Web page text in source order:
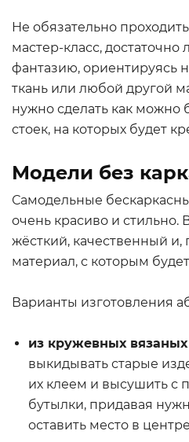
Не обязательно
мастер-класс,
фантазию, ориентируясь
ткань или любой другой
нужно сделать как можно
стоек, на которых будет
Модели без
Самодельные
очень красиво и стильно.
жёсткий, качественный и,
материал, с которым
Варианты изготовления
из кружевных
выкидывать старые
их клеем и высушить с
бутылки, придавая
оставить место в